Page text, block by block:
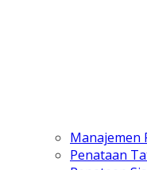
Manajemen
Penataan